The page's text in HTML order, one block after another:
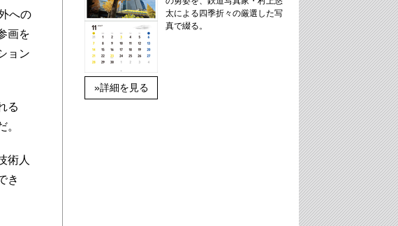
への
画を
ョン
る
。
術人
き
»詳細を見る
太による四季折々の厳選した写
真で綴る。